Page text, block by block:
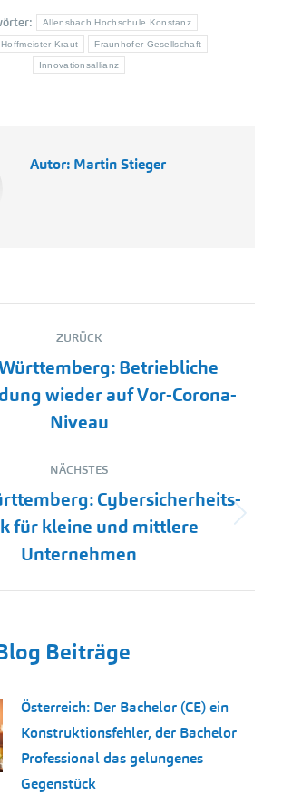
Allensbach Hochschule Konstanz
Hoffmeister-Kraut Fraunhofer-Gesellschaft
Innovationsallianz
Autor: Martin Stieger
ZURÜCK
Vorheriger
Beitrag:
Betriebliche
wieder auf Vor-Corona-
Niveau
NÄCHSTES
Nächster
Beitrag:
Cybersicherheits-
für kleine und mittlere
Unternehmen
Beiträge
Österreich: Der Bachelor (CE) ein
Konstruktionsfehler, der Bachelor
Professional das gelungenes
Gegenstück